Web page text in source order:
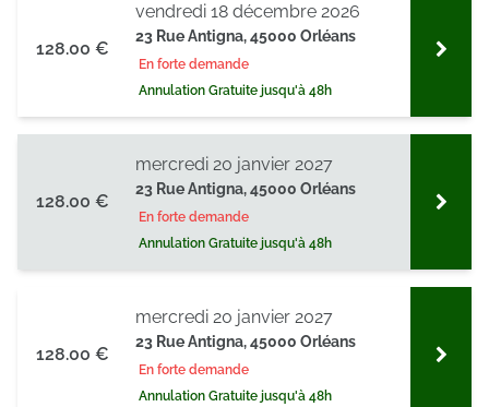
128.00 €
23 Rue Antigna, 45000 Orléans
En forte demande
Annulation Gratuite jusqu'à 48h
vendredi 18 décembre 2026
128.00 €
23 Rue Antigna, 45000 Orléans
En forte demande
Annulation Gratuite jusqu'à 48h
mercredi 20 janvier 2027
128.00 €
23 Rue Antigna, 45000 Orléans
En forte demande
Annulation Gratuite jusqu'à 48h
mercredi 20 janvier 2027